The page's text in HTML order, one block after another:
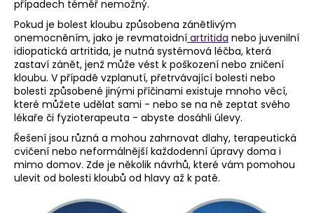
případech téměř nemožný.
Pokud je bolest kloubu způsobena zánětlivým
onemocněním, jako je revmatoidní artritida nebo juvenilní
idiopatická artritida, je nutná systémová léčba, která
zastaví zánět, jenž může vést k poškození nebo zničení
kloubu. V případě vzplanutí, přetrvávající bolesti nebo
bolesti způsobené jinými příčinami existuje mnoho věcí,
které můžete udělat sami - nebo se na ně zeptat svého
lékaře či fyzioterapeuta - abyste dosáhli úlevy.
Řešení jsou různá a mohou zahrnovat dlahy, terapeutická
cvičení nebo neformálnější každodenní úpravy doma i
mimo domov. Zde je několik návrhů, které vám pomohou
ulevit od bolesti kloubů od hlavy až k patě.
HLEDAT
D
o
p
o
r